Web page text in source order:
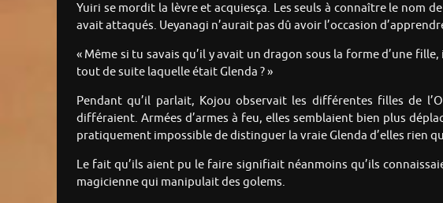
Yuiri se mordit la lèvre et acquiesça. Les seuls à connaître le nom
avait attaqués. Ueyanagi n’aurait pas dû avoir l’occasion
« Même si tu savais qu’il y avait un dragon sous la forme d’une
tout de suite laquelle était Glenda ? »
Pendant qu’il parlait, Kojou observait les différentes filles de
différaient. Armées d’armes à feu, elles semblaient bien plus
pratiquement impossible de distinguer la vraie Glenda d’elles rien
Le fait qu’ils aient pu le faire signifiait néanmoins qu’ils
magicienne qui manipulait des golems.